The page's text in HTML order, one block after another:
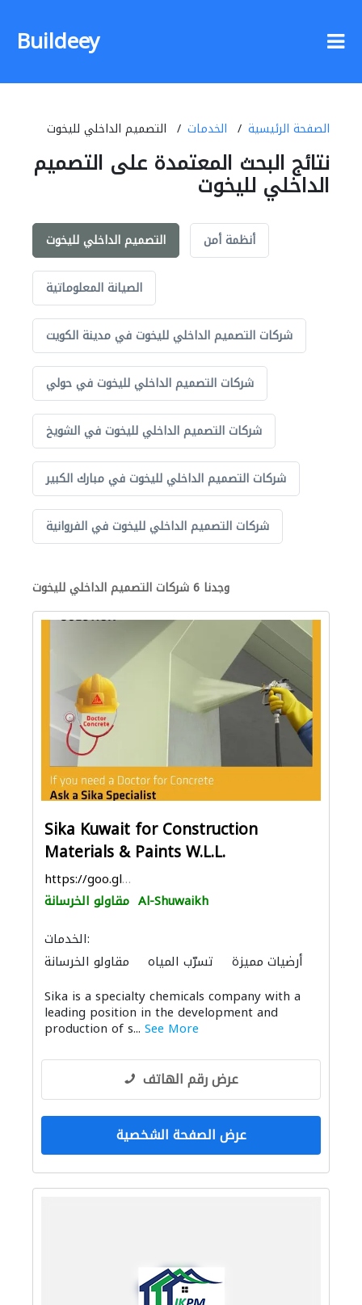
Buildeey
الصفحة الرئيسية الخدمات التصميم الداخلي لليخوت
نتائج البحث المعتمدة على التصميم
الداخلي لليخوت
التصميم الداخلي لليخوت أنظمة أمن
الصيانة المعلوماتية
شركات التصميم الداخلي لليخوت في مدينة الكويت
شركات التصميم الداخلي لليخوت في حولي
شركات التصميم الداخلي لليخوت في الشويخ
شركات التصميم الداخلي لليخوت في مبارك الكبير
شركات التصميم الداخلي لليخوت في الفروانية
وجدنا 6 شركات التصميم الداخلي لليخوت
Sika Kuwait for Construction
Materials & Paints W.L.L.
https://goo.gl/maps/jxBArAVCnAvo1eMN7
مقاولو الخرسانة Al-Shuwaikh
الخدمات:
مقاولو الخرسانة
تسرّب المياه أرضيات مميزة
صيانة السفن التصميم الداخلي لليخوت
ميكانيكيون أنظمة الأسقف
Sika is a specialty chemicals company with a
leading position in the development and
production of s... See More
عرض رقم الهاتف
عرض الصفحة الشخصية